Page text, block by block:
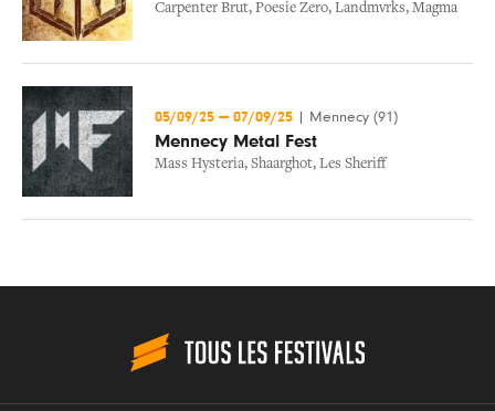
Carpenter Brut, Poesie Zero, Landmvrks, Magma
05/09/25 — 07/09/25 Mennecy (91)
Mennecy Metal Fest
Mass Hysteria, Shaarghot, Les Sheriff